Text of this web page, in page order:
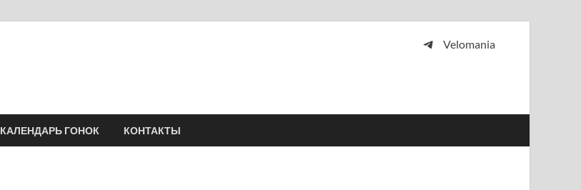
Velomania
КАЛЕНДАРЬ ГОНОК КОНТАКТЫ